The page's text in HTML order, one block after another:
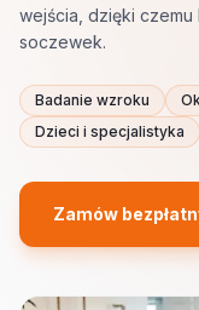
wejścia, dzięki
soczewek.
Badanie wzroku
Dzieci i specjalistyka
Zamów